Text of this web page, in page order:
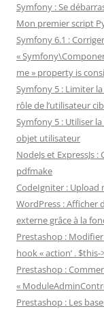
Symfony : Se
Mon premier script
Symfony 6.1 :
«
me » property is
Symfony 5 : Limiter
rôle de l’utilisateur
Symfony 5 : Utiliser
objet utilisateur
NodeJs et ExpressJs
pdfmake
CodeIgniter : Upload
WordPress : Afficher
externe grâce à la
Prestashop :
hook « action’ .
Prestashop :
«
Prestashop : Les